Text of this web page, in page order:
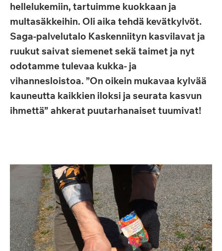
hellelukemiin, tartuimme kuokkaan ja
multasäkkeihin. Oli aika tehdä kevätkylvöt.
Saga-palvelutalo Kaskenniityn kasvilavat ja
ruukut saivat siemenet sekä taimet ja nyt
odotamme tulevaa kukka- ja
vihannesloistoa. ”On oikein mukavaa kylvää
kauneutta kaikkien iloksi ja seurata kasvun
ihmettä” ahkerat puutarhanaiset tuumivat!